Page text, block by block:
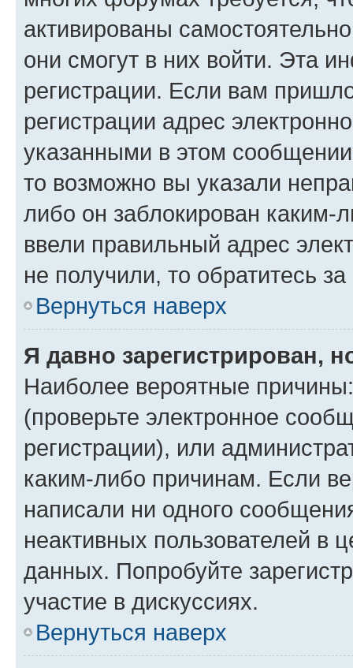
активированы
они смогут в них войти. Эта
регистрации. Если вам
регистрации адрес
указанными в этом
то возможно вы указали
либо он заблокирован
ввели правильный адрес
не получили, то обратитесь
Вернуться наверх
Я давно зарегистрирован,
Наиболее вероятные
(проверьте электронное
регистрации), или
каким-либо причинам. Если
написали ни одного
неактивных пользователей в
данных. Попробуйте
участие в дискуссиях.
Вернуться наверх